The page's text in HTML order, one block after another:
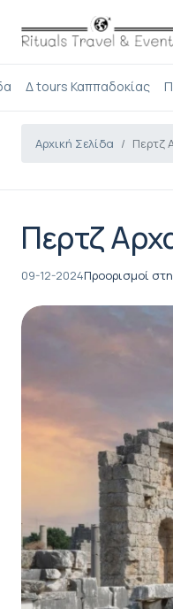
Δ tours Καππαδοκίας
Αρχική Σελίδα Περτζ
Περτζ
09-12-2024Προορισμοί